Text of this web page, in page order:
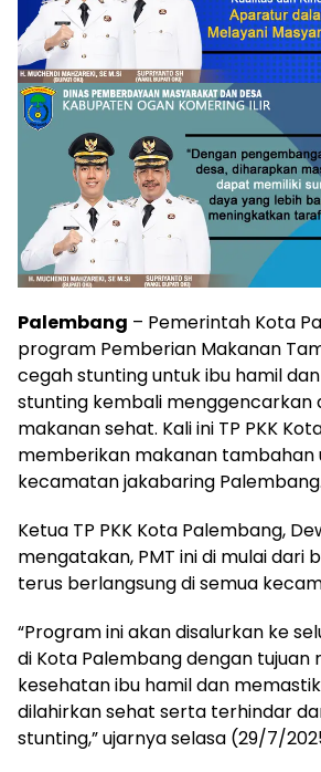
Palembang – Pemerintah Kota
program Pemberian Makanan
cegah stunting untuk ibu hamil
stunting kembali menggencarkan
makanan sehat. Kali ini TP PKK
memberikan makanan tambahan
kecamatan jakabaring Palembang.
Ketua TP PKK Kota Palembang,
mengatakan, PMT ini di mulai dari
terus berlangsung di semua
“Program ini akan disalurkan ke
di Kota Palembang dengan tujuan
kesehatan ibu hamil dan
dilahirkan sehat serta terhindar
stunting,” ujarnya selasa (29/7/